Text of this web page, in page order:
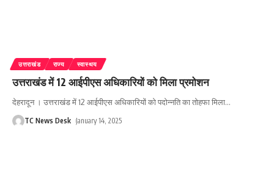
उत्तराखंड राज्य स्वास्थय
उत्तराखंड में 12 आईपीएस अधिकारियों को मिला प्रमोशन
देहरादून । उत्तराखंड में 12 आईपीएस अधिकारियों को पदोन्नति का तोहफा मिला…
TC News Desk January 14, 2025